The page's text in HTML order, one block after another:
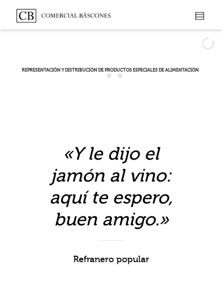
«Y le dijo el
jamón al vino:
aquí te espero,
buen amigo.»
Refranero popular